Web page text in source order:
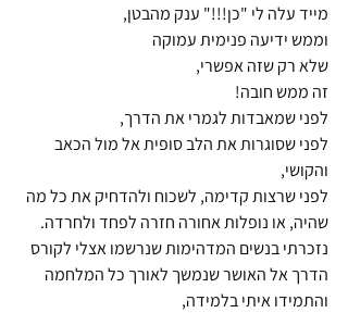
מייד עלה לי "כן!!!" ענק מהבטן,
וממש ידיעה פנימית עמוקה
שלא רק שזה אפשרי,
זה ממש חובה!
לפני שמאבדות לגמרי את הדרך,
לפני שסוגרות את הלב סופית אל מול הכאב
והקושי,
לפני שרצות קדימה, לשכוח ולהדחיק את כל מה
שהיה, או נופלות אחורה חזרה לפחד ולחרדה.
נזכרתי בנשים המדהימות שנרשמו אצלי לקורס
הדרך אל האושר שנמשך לאורך כל המלחמה
והתמידו איתי בלמידה,